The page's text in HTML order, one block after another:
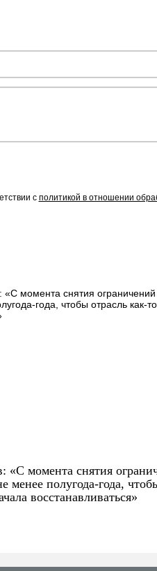
с политикой в отношении
«С момента снятия
менее полугода-года,
восстанавливаться»